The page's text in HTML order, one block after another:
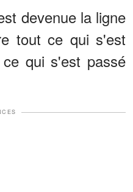
devenue la ligne
tout ce qui s'est
qui s'est passé